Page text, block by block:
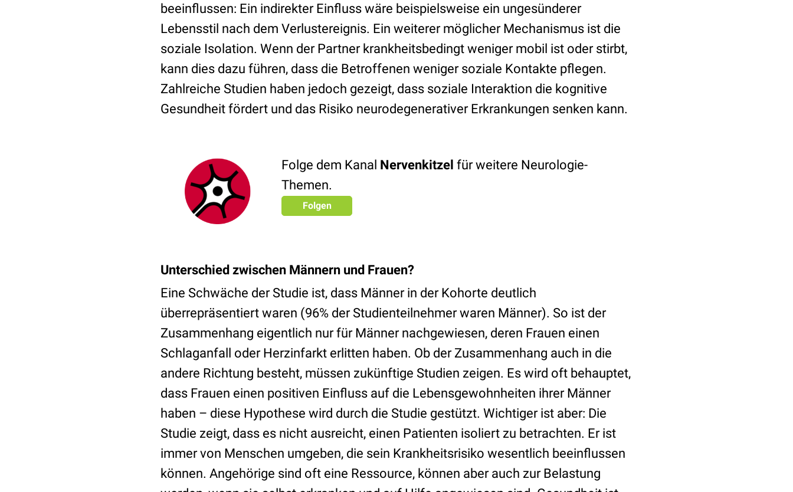
beeinflussen: Ein indirekter Einfluss wäre beispielsweise ein ungesünderer
Lebensstil nach dem Verlustereignis. Ein weiterer möglicher Mechanismus ist die
soziale Isolation. Wenn der Partner krankheitsbedingt weniger mobil ist oder stirbt,
kann dies dazu führen, dass die Betroffenen weniger soziale Kontakte pflegen.
Zahlreiche Studien haben jedoch gezeigt, dass soziale Interaktion die kognitive
Gesundheit fördert und das Risiko neurodegenerativer Erkrankungen senken kann.
Folge dem Kanal Nervenkitzel für weitere Neurologie-
Themen.
Folgen
Unterschied zwischen Männern und Frauen?
Eine Schwäche der Studie ist, dass Männer in der Kohorte deutlich
überrepräsentiert waren (96% der Studienteilnehmer waren Männer). So ist der
Zusammenhang eigentlich nur für Männer nachgewiesen, deren Frauen einen
Schlaganfall oder Herzinfarkt erlitten haben. Ob der Zusammenhang auch in die
andere Richtung besteht, müssen zukünftige Studien zeigen. Es wird oft behauptet,
dass Frauen einen positiven Einfluss auf die Lebensgewohnheiten ihrer Männer
haben – diese Hypothese wird durch die Studie gestützt. Wichtiger ist aber: Die
Studie zeigt, dass es nicht ausreicht, einen Patienten isoliert zu betrachten. Er ist
immer von Menschen umgeben, die sein Krankheitsrisiko wesentlich beeinflussen
können. Angehörige sind oft eine Ressource, können aber auch zur Belastung